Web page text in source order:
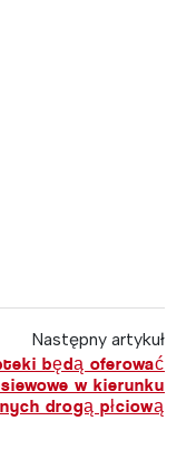
Następny artykuł
będą oferować
w kierunku
drogą płciową